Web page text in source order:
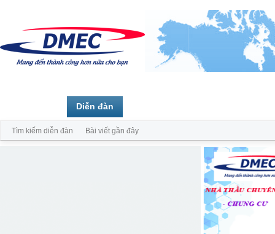
Diễn đàn
Tìm kiếm diễn đàn Bài viết gần đây